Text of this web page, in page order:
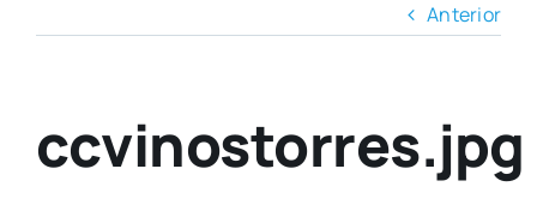
Anterior
ccvinostorres.jpg